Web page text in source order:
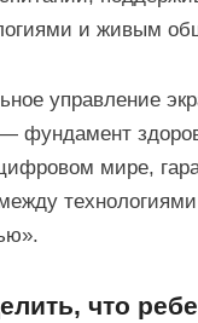
и живым
управление
фундамент
мире,
что